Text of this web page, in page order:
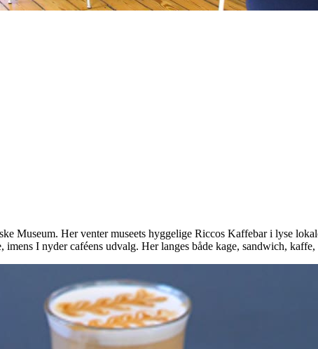
Museum. Her venter museets hyggelige Riccos Kaffebar i lyse
imens I nyder caféens udvalg. Her langes både kage, sandwich,